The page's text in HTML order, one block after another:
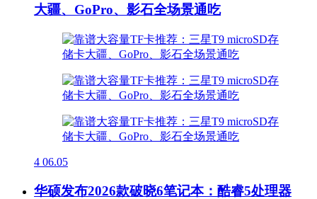
大疆、GoPro、影石全场景通吃
4 06.05
华硕发布2026款破晓6笔记本：酷睿5处理器